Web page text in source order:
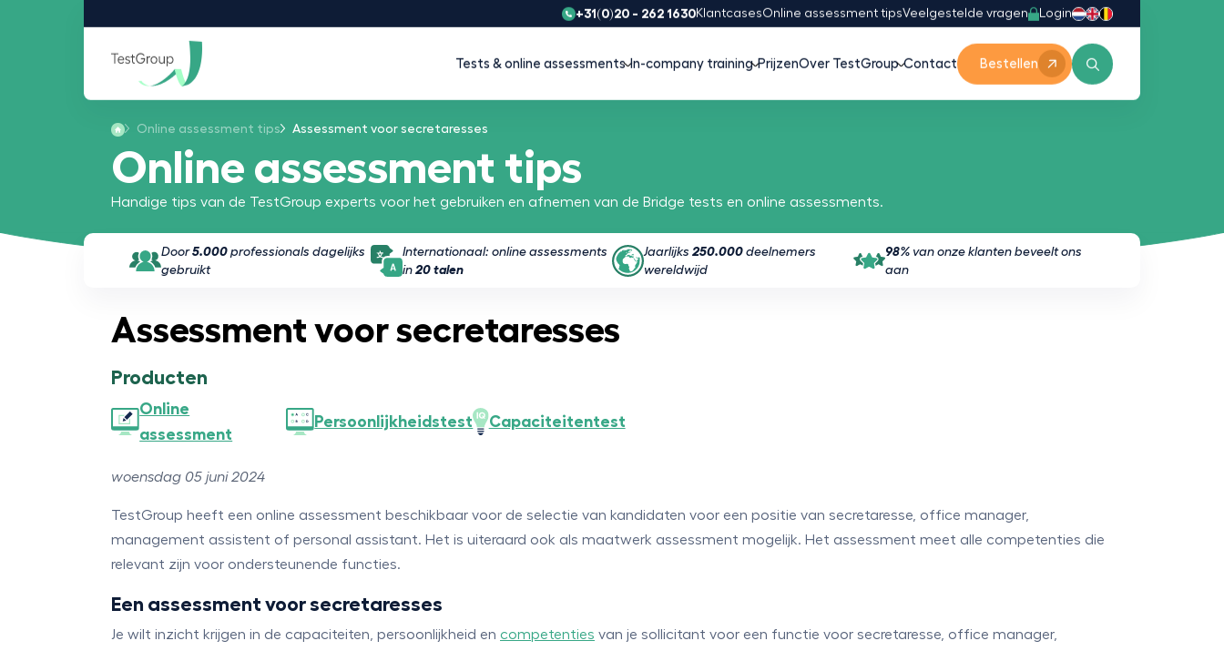
+31(0)20 - 262 1630KlantcasesOnline assessment tipsVeelgestelde vragen Login
Tests & online assessments In-company training PrijzenOver TestGroup Contact Bestellen
Online assessment tips Assessment voor secretaresses
Online assessment tips
Handige tips van de TestGroup experts voor het gebruiken en afnemen van de Bridge tests en online assessments.
Door5.000 professionals dagelijks
gebruikt
Internationaal: online assessments
in 20 talen
Jaarlijks 250.000 deelnemers
wereldwijd
98% van onze klanten beveelt ons
aan
Assessment voor secretaresses
Producten
Online
assessment
Persoonlijkheidstest Capaciteitentest
woensdag 05 juni 2024
TestGroup heeft een online assessment beschikbaar voor de selectie van kandidaten voor een positie van secretaresse, office manager,
management assistent of personal assistant. Het is uiteraard ook als maatwerk assessment mogelijk. Het assessment meet alle competenties die
relevant zijn voor ondersteunende functies.
Een assessment voor secretaresses
Je wilt inzicht krijgen in de capaciteiten, persoonlijkheid en competenties van je sollicitant voor een functie voor secretaresse, office manager,